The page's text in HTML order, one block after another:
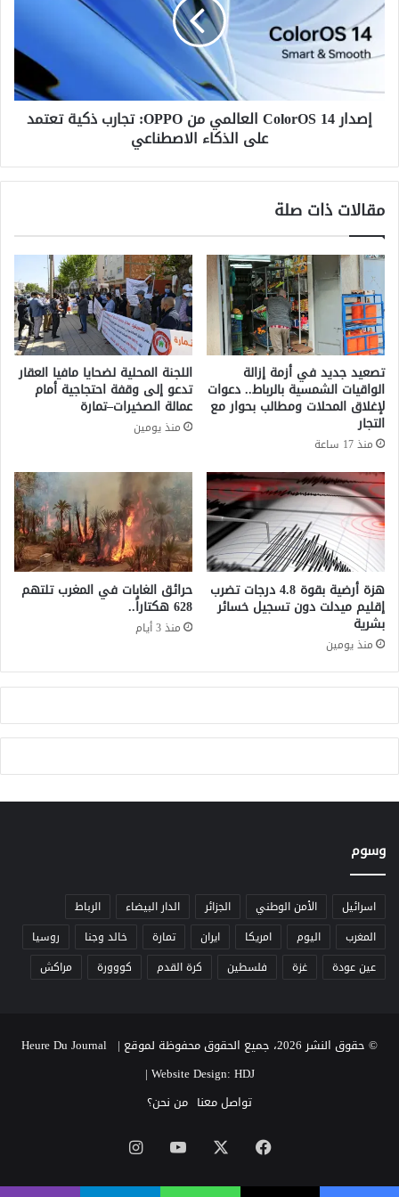
ل
ة
ي
د
ل
ي
ل
ش
ح
ن
ة
ك
ب
ي
ر
ة
م
ن
م
خ
د
ر
ا
ل
ش
ر
ا
o
o
1
ا
ل
ا
م
ي
م
ن
O
P
P
O
:
ت
ج
ا
ر
ب
ذ
ك
ي
ة
ت
ت
ع
ى
ك
ا
ط
ي
إصدار ColorOS 14 العالمي من OPPO: تجارب ذكية تعتمد
على الذكاء الاصطناعي
مقالات ذات صلة
تصعيد جديد في أزمة إزالة
الواقيات الشمسية بالرباط.. دعوات
لإغلاق المحلات ومطالب بحوار مع
التجار
منذ 17 ساعة
اللجنة المحلية لضحايا مافيا العقار
تدعو إلى وقفة احتجاجية أمام
عمالة الصخيرات–تمارة
منذ يومين
هزة أرضية بقوة 4.8 درجات تضرب
إقليم ميدلت دون تسجيل خسائر
بشرية
منذ يومين
حرائق الغابات في المغرب تلتهم
628 هكتاراً..
منذ 3 أيام
وسوم
اسرائيل الأمن الوطني الجزائر الدار البيضاء
الرباط
المغرب
اليوم امريكا ايران تمارة خالد وجنا
روسيا
عين عودة
غزة فلسطين كرة القدم كووورة مراكش
© حقوق النشر 2026، جميع الحقوق محفوظة لموقع Heure Du Journal |
Website Design: HDJ
|
تواصل معنا من نحن؟
فيسبوك ‫YouTube